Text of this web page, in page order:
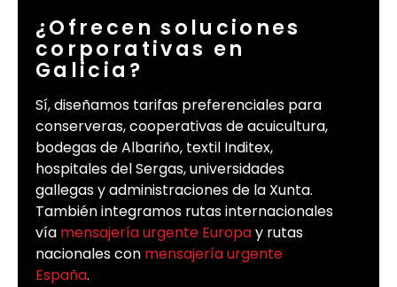
¿Ofrecen soluciones
corporativas en
Galicia?
Sí, diseñamos tarifas preferenciales para
conserveras, cooperativas de acuicultura,
bodegas de Albariño, textil Inditex,
hospitales del Sergas, universidades
gallegas y administraciones de la Xunta.
También integramos rutas internacionales
vía mensajería urgente Europay rutas
nacionales con mensajería urgente
España.